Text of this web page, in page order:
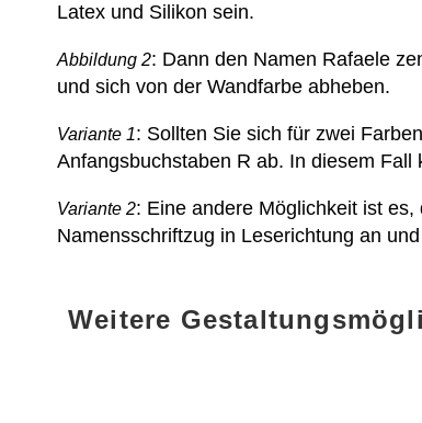
Latex und Silikon sein.
Abbildung 2: Dann den Namen Rafaele
und sich von der Wandfarbe abheben.
Variante 1: Sollten Sie sich für zwei
Anfangsbuchstaben R ab. In diesem
Variante 2: Eine andere Möglichkeit ist
Namensschriftzug in Leserichtung an
Weitere